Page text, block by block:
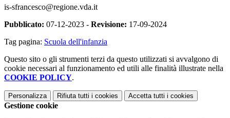
is-sfrancesco@regione.vda.it
Pubblicato: 07-12-2023 - Revisione: 17-09-2024
Tag pagina: Scuola dell'infanzia
Questo sito o gli strumenti terzi da questo utilizzati si avvalgono di
cookie necessari al funzionamento ed utili alle finalità illustrate nella
COOKIE POLICY.
Personalizza Rifiuta tutti i cookies Accetta tutti i cookies
Gestione cookie